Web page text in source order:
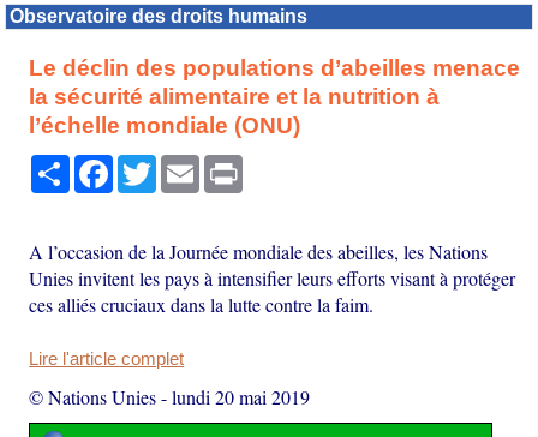
Observatoire des droits humains
Le déclin des populations d’abeilles menace
la sécurité alimentaire et la nutrition à
l’échelle mondiale (ONU)
PartagerFacebook
TwitterEmail
A l’occasion de la Journée mondiale des abeilles, les Nations
Unies invitent les pays à intensifier leurs efforts visant à protéger
ces alliés cruciaux dans la lutte contre la faim.
Lire l'article complet
© Nations Unies-lundi 20 mai 2019